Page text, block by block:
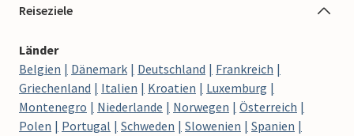
Reiseziele
Länder
Belgien
Dänemark Deutschland
Frankreich
Griechenland
Italien Kroatien
Luxemburg
Montenegro
Niederlande Norwegen
Österreich
Polen
Portugal Schweden Slowenien
Spanien